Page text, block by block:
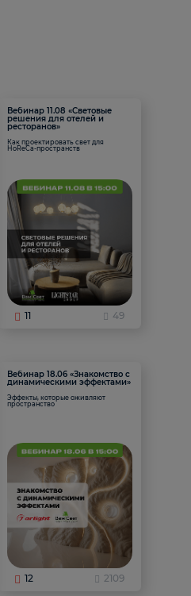
Вебинар 11.08 «Световые
решения для отелей и
ресторанов»
Как проектировать свет для
HoReCa-пространств
11 49
Вебинар 18.06 «Знакомство с
динамическими эффектами»
Эффекты, которые оживляют
пространство
12 2109